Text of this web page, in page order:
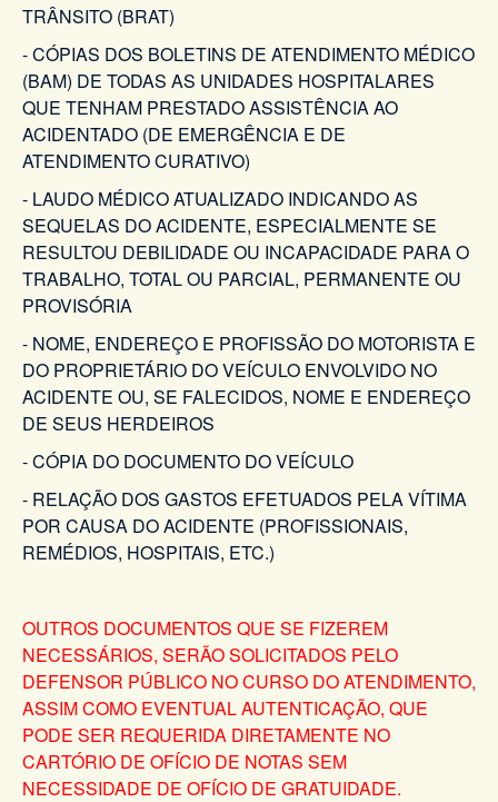
TRÂNSITO (BRAT)
- CÓPIAS DOS BOLETINS DE ATENDIMENTO MÉDICO
(BAM) DE TODAS AS UNIDADES HOSPITALARES
QUE TENHAM PRESTADO ASSISTÊNCIA AO
ACIDENTADO (DE EMERGÊNCIA E DE
ATENDIMENTO CURATIVO)
- LAUDO MÉDICO ATUALIZADO INDICANDO AS
SEQUELAS DO ACIDENTE, ESPECIALMENTE SE
RESULTOU DEBILIDADE OU INCAPACIDADE PARA O
TRABALHO, TOTAL OU PARCIAL, PERMANENTE OU
PROVISÓRIA
- NOME, ENDEREÇO E PROFISSÃO DO MOTORISTA E
DO PROPRIETÁRIO DO VEÍCULO ENVOLVIDO NO
ACIDENTE OU, SE FALECIDOS, NOME E ENDEREÇO
DE SEUS HERDEIROS
- CÓPIA DO DOCUMENTO DO VEÍCULO
- RELAÇÃO DOS GASTOS EFETUADOS PELA VÍTIMA
POR CAUSA DO ACIDENTE (PROFISSIONAIS,
REMÉDIOS, HOSPITAIS, ETC.)
OUTROS DOCUMENTOS QUE SE FIZEREM
NECESSÁRIOS, SERÃO SOLICITADOS PELO
DEFENSOR PÚBLICO NO CURSO DO ATENDIMENTO,
ASSIM COMO EVENTUAL AUTENTICAÇÃO, QUE
PODE SER REQUERIDA DIRETAMENTE NO
CARTÓRIO DE OFÍCIO DE NOTAS SEM
NECESSIDADE DE OFÍCIO DE GRATUIDADE.